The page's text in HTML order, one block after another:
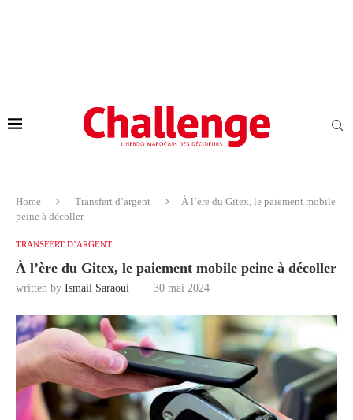
Home Transfert d’argent
À l’ère du Gitex, le paiement mobile
peine à décoller
TRANSFERT D’ARGENT
À l’ère du Gitex, le paiement mobile peine à décoller
written by Ismail Saraoui 30 mai 2024